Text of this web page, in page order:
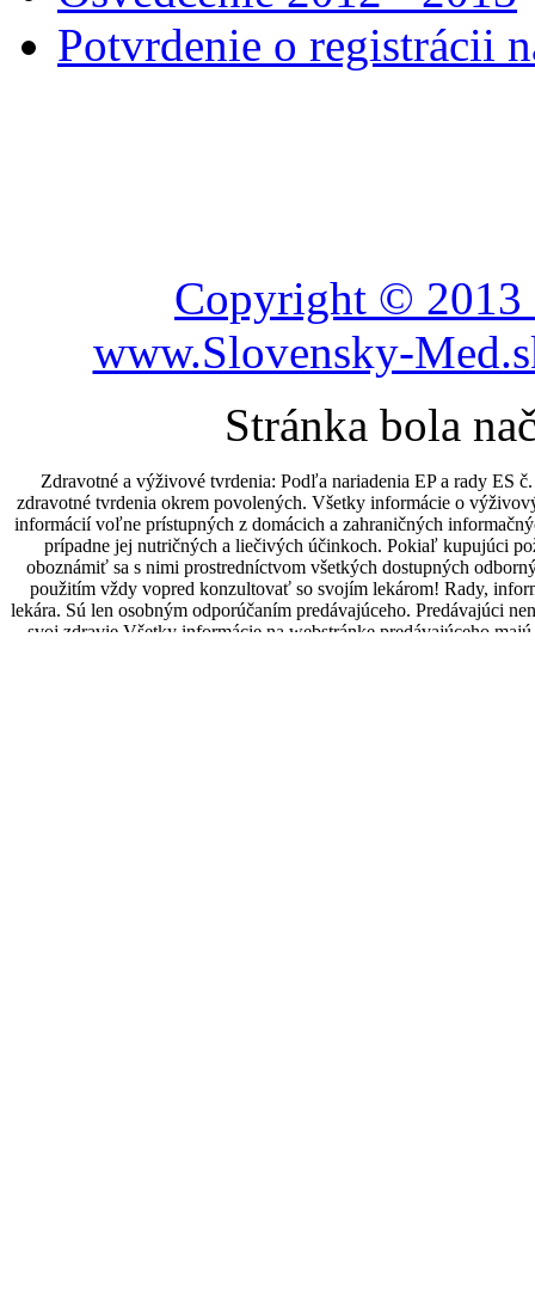
Potvrdenie o registrácii
Copyright ©
www.Slovensky-
Stránka bola
Zdravotné a výživové tvrdenia: Podľa nariadenia EP a rady ES
zdravotné tvrdenia okrem povolených. Všetky informácie o
informácií voľne prístupných z domácich a zahraničných
prípadne jej nutričných a liečivých účinkoch. Pokiaľ kupujúci
oboznámiť sa s nimi prostredníctvom všetkých dostupných
použitím vždy vopred konzultovať so svojím lekárom! Rady,
lekára. Sú len osobným odporúčaním predávajúceho. Predávajúci
svoj zdravie.Všetky informácie na webstránke predávajúceho